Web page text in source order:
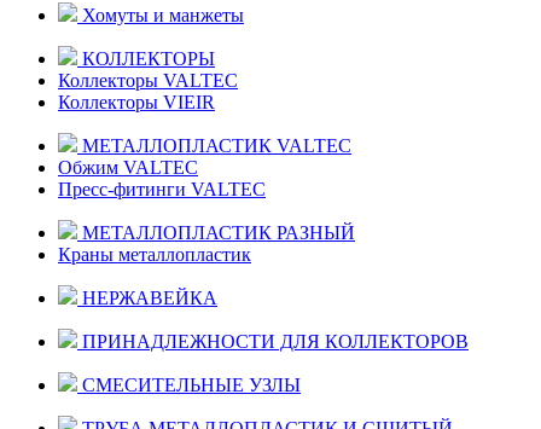
Хомуты и манжеты
КОЛЛЕКТОРЫ
Коллекторы VALTEC
Коллекторы VIEIR
МЕТАЛЛОПЛАСТИК VALTEC
Обжим VALTEC
Пресс-фитинги VALTEC
МЕТАЛЛОПЛАСТИК РАЗНЫЙ
Краны металлопластик
НЕРЖАВЕЙКА
ПРИНАДЛЕЖНОСТИ ДЛЯ КОЛЛЕКТОРОВ
СМЕСИТЕЛЬНЫЕ УЗЛЫ